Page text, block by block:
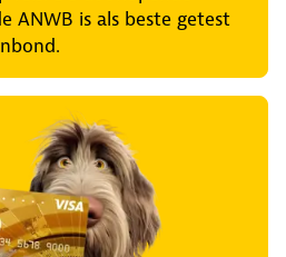
ANWB is als beste getest